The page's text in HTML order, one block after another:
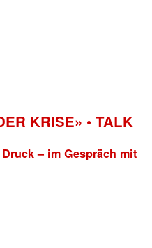
KRISE» • TALK
– im Gespräch mit